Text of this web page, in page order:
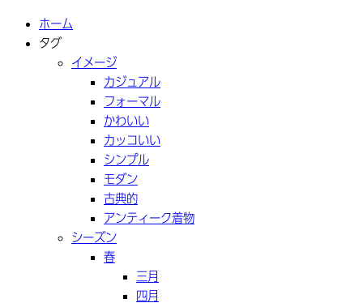
ホーム
タグ
イメージ
カジュアル
フォーマル
かわいい
カッコいい
シンプル
モダン
古典的
アンティーク着物
シーズン
春
三月
四月